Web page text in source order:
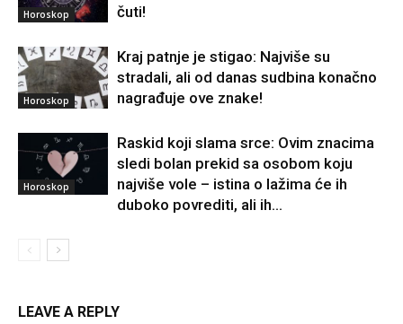
Horoskop
čuti!
Horoskop
Kraj patnje je stigao: Najviše su
stradali, ali od danas sudbina konačno
nagrađuje ove znake!
Horoskop
Raskid koji slama srce: Ovim znacima
sledi bolan prekid sa osobom koju
najviše vole – istina o lažima će ih
duboko povrediti, ali ih...
LEAVE A REPLY